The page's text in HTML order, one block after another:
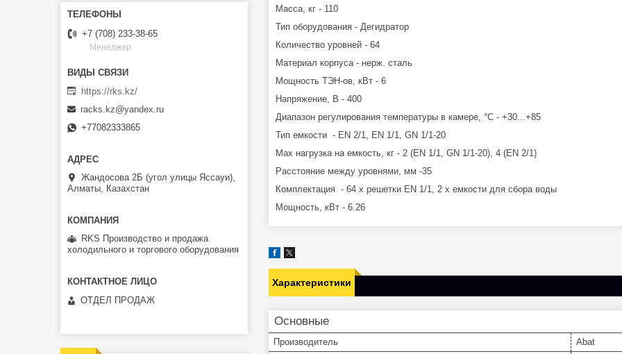
Масса, кг - 110
Тип оборудования - Дегидратор
Количество уровней - 64
Материал корпуса - нерж. сталь
Мощность ТЭН-ов, кВт - 6
Напряжение, В - 400
Диапазон регулирования температуры в камере, °C - +30...+85
Тип емкости - EN 2/1, EN 1/1, GN 1/1-20
Max нагрузка на емкость, кг - 2 (EN 1/1, GN 1/1-20), 4 (EN 2/1)
Расстояние между уровнями, мм -35
Комплектация - 64 х решетки EN 1/1, 2 х емкости для сбора воды
Мощность, кВт - 6.26
Характеристики
Основные
Производитель
Abat
+7 (708) 233-38-65
Менеджер
https://rks.kz/
racks.kz@yandex.ru
+77082333865
Жандосова 2Б (угол улицы Яссауи),
Алматы, Казахстан
RKS Производство и продажа
холодильного и торгового оборудования
ОТДЕЛ ПРОДАЖ